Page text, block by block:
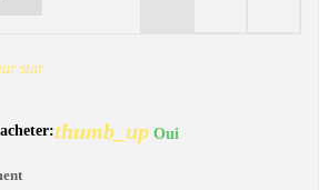
star
thumb_up Oui